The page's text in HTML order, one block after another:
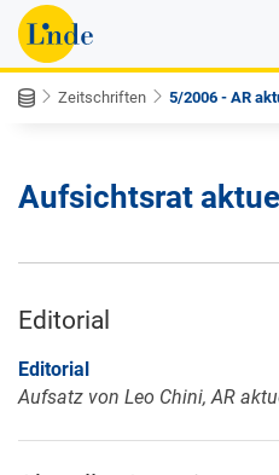
Zeitschriften 5/2006 - AR
Aufsichtsrat aktuell
Editorial
Editorial
Aufsatz von Leo Chini, AR